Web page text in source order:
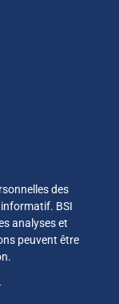
des
BSI
analyses et
peuvent être